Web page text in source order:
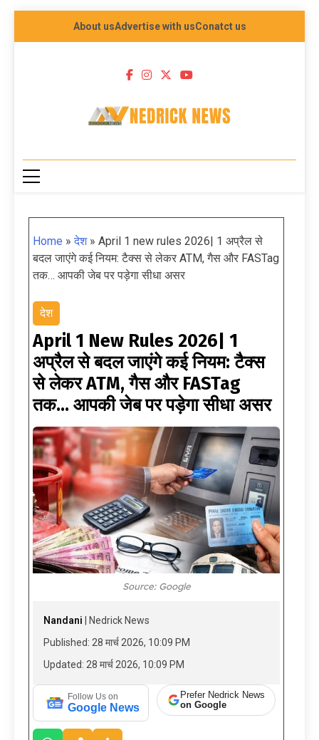
About usAdvertise with usConatct us
NEDRICK NEWS
Home »देश» April 1 new rules 2026| 1 अप्रैल से
बदल जाएंगे कई नियम: टैक्स से लेकर ATM, गैस और FASTag
तक… आपकी जेब पर पड़ेगा सीधा असर
देश
April 1 New Rules 2026| 1
अप्रैल से बदल जाएंगे कई नियम: टैक्स
से लेकर ATM, गैस और FASTag
तक… आपकी जेब पर पड़ेगा सीधा असर
Source: Google
Nandani | Nedrick News
Published: 28 मार्च 2026, 10:09 PM
Updated: 28 मार्च 2026, 10:09 PM
Follow Us on
Google News
Prefer Nedrick News
on Google